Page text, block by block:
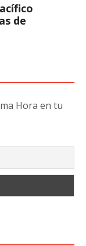
de
Hora en tu